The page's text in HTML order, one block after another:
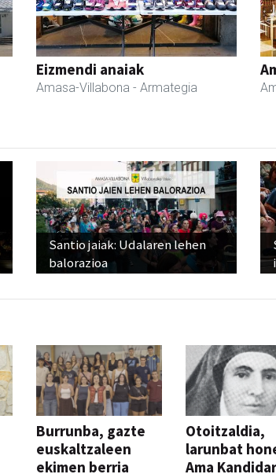
Eizmendi anaiak
Amasa-Villabona - Armategia
Santio jaiak: Udalaren lehen
balorazioa
Burrunba, gazte
euskaltzaleen
ekimen berria
Otoitzaldia,
larunbat
Ama